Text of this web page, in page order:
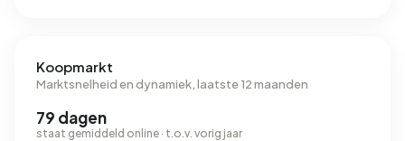
Koopmarkt
Marktsnelheid en dynamiek, laatste 12 maanden
79 dagen
staat gemiddeld online · t.o.v. vorig jaar